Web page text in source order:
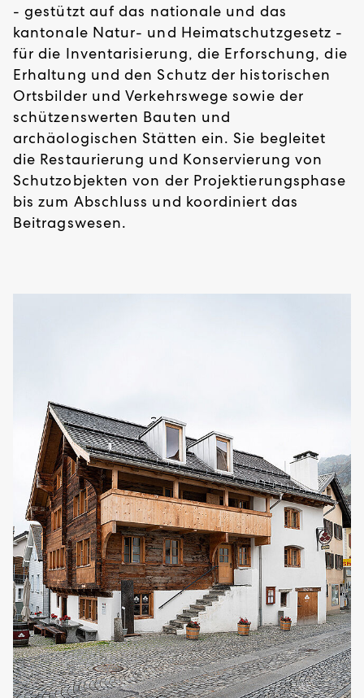
- gestützt auf das nationale und das
kantonale Natur- und Heimatschutzgesetz -
für die Inventarisierung, die Erforschung, die
Erhaltung und den Schutz der historischen
Ortsbilder und Verkehrswege sowie der
schützenswerten Bauten und
archäologischen Stätten ein. Sie begleitet
die Restaurierung und Konservierung von
Schutzobjekten von der Projektierungsphase
bis zum Abschluss und koordiniert das
Beitragswesen.